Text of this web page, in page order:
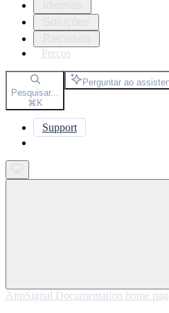
Preços
Pesquisar...
⌘K
Perguntar ao
Support
AppSignal Documentation home